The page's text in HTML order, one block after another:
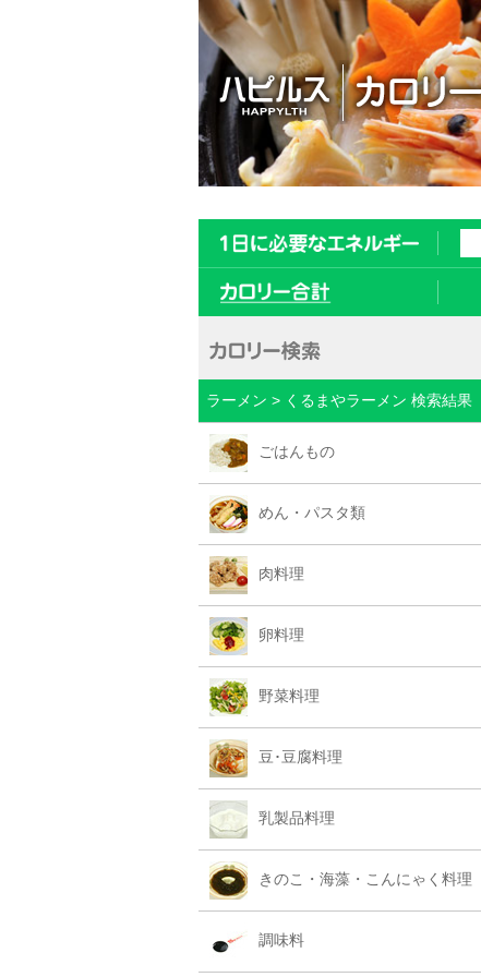
ラーメン > くるまやラーメン 検索結果
ごはんもの
めん・パスタ類
肉料理
卵料理
野菜料理
豆･豆腐料理
乳製品料理
きのこ・海藻・こんにゃく料理
調味料